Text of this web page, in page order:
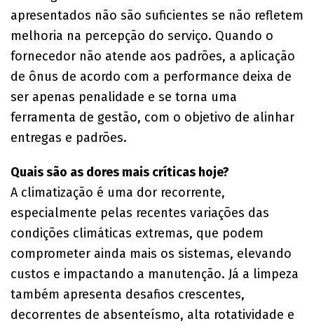
apresentados não são suficientes se não refletem
melhoria na percepção do serviço. Quando o
fornecedor não atende aos padrões, a aplicação
de ônus de acordo com a performance deixa de
ser apenas penalidade e se torna uma
ferramenta de gestão, com o objetivo de alinhar
entregas e padrões.
Quais são as dores mais críticas hoje?
A climatização é uma dor recorrente,
especialmente pelas recentes variações das
condições climáticas extremas, que podem
comprometer ainda mais os sistemas, elevando
custos e impactando a manutenção. Já a limpeza
também apresenta desafios crescentes,
decorrentes de absenteísmo, alta rotatividade e